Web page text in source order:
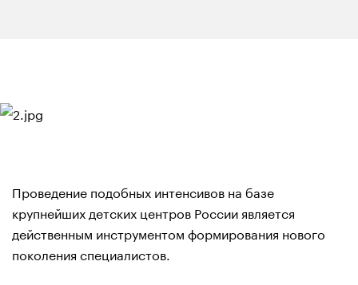
Проведение подобных интенсивов на базе
крупнейших детских центров России является
действенным инструментом формирования нового
поколения специалистов.